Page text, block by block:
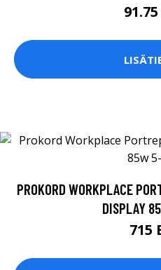
PROKORD WORKPLACE
DISPLAY
715